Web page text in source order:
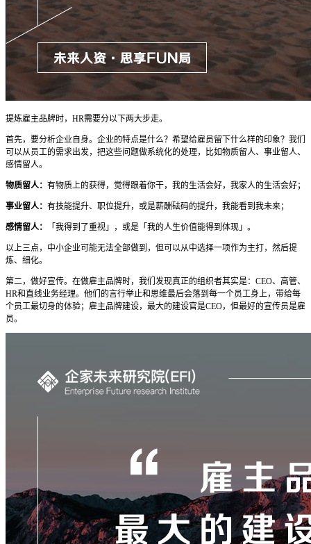
提炼雇主品牌时，HR需要分以下两大步走。
首先，要分析企业自身。企业的特点是什么？希望给雇员留下什么样的印象？我们
可以从员工的需求出发，把这些问题做系统化的处理，比如物质留人、事业留人、
感情留人。
物质留人： 有物质上的获得，觉得跟着你干，我的生活会好，我家人的生活会好；
事业留人： 有技能提升、职位提升，或是薪酬砝码的提升，我能看到我未来；
感情留人： 「我得到了重视」，或是「我的人生价值能得到体现」。
以上三点，中小企业可能无法全部做到，但可以从中选择一项作为主打，然后提
炼、细化。
第二，做好宣传。在做雇主品牌时，我们发现真正的组织者其实是：CEO、高管、
HR和直线业务经理。他们的言行举止和思维最后会落到每一个员工身上，带给每
个员工最切身的体验；雇主品牌建设，最大的建设官是CEO，但最好的宣传员是雇
员。